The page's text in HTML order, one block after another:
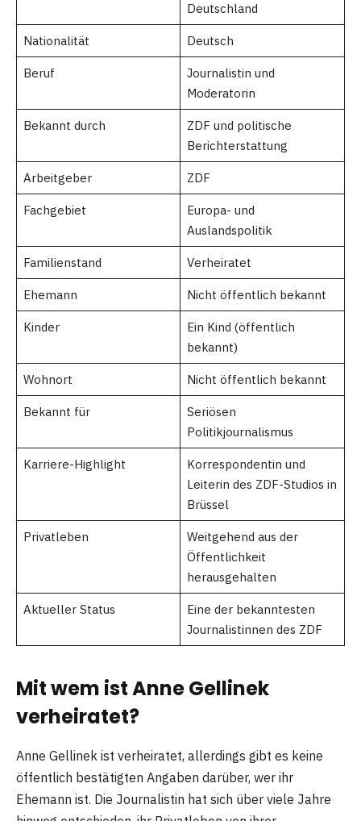
Deutschland
Nationalität Deutsch
Beruf
Journalistin und
Moderatorin
Bekannt durch
ZDF und politische
Berichterstattung
Arbeitgeber ZDF
Fachgebiet
Europa- und
Auslandspolitik
Familienstand Verheiratet
Ehemann Nicht öffentlich bekannt
Kinder
Ein Kind (öffentlich
bekannt)
Wohnort Nicht öffentlich bekannt
Bekannt für
Seriösen
Politikjournalismus
Karriere-Highlight
Korrespondentin und
Leiterin des ZDF-Studios in
Brüssel
Privatleben
Weitgehend aus der
Öffentlichkeit
herausgehalten
Aktueller Status
Eine der bekanntesten
Journalistinnen des ZDF
Mit wem ist Anne Gellinek
verheiratet?
Anne Gellinek ist verheiratet, allerdings gibt es keine
öffentlich bestätigten Angaben darüber, wer ihr
Ehemann ist. Die Journalistin hat sich über viele Jahre